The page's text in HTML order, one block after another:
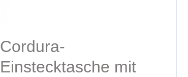
Cordura-
Einstecktasche mit